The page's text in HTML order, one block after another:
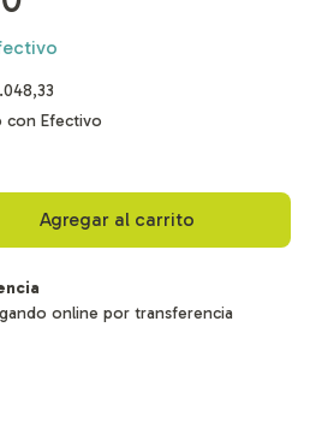
con Efectivo
online por transferencia